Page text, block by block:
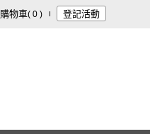
購物車( 0 ) 登記活動